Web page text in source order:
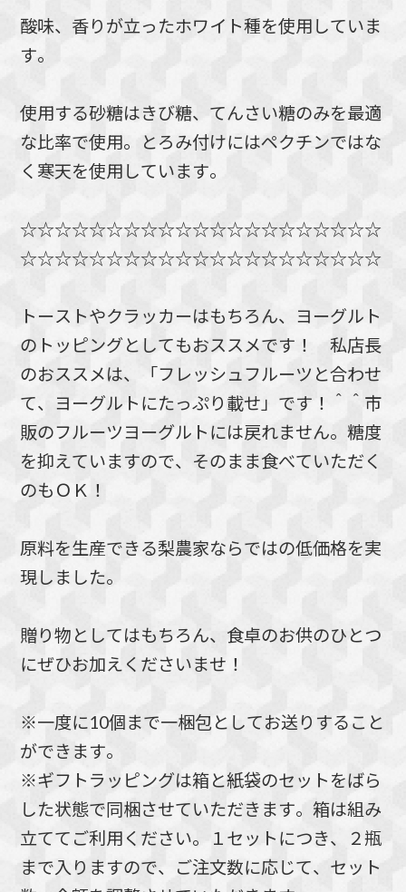
酸味、香りが立ったホワイト種を使用していま
す。
使用する砂糖はきび糖、てんさい糖のみを最適
な比率で使用。とろみ付けにはペクチンではな
く寒天を使用しています。
☆☆☆☆☆☆☆☆☆☆☆☆☆☆☆☆☆☆☆☆☆
☆☆☆☆☆☆☆☆☆☆☆☆☆☆☆☆☆☆☆☆☆
トーストやクラッカーはもちろん、ヨーグルト
のトッピングとしてもおススメです！ 私店長
のおススメは、「フレッシュフルーツと合わせ
て、ヨーグルトにたっぷり載せ」です！＾＾市
販のフルーツヨーグルトには戻れません。糖度
を抑えていますので、そのまま食べていただく
のもＯＫ！
原料を生産できる梨農家ならではの低価格を実
現しました。
贈り物としてはもちろん、食卓のお供のひとつ
にぜひお加えくださいませ！
※一度に10個まで一梱包としてお送りすること
ができます。
※ギフトラッピングは箱と紙袋のセットをばら
した状態で同梱させていただきます。箱は組み
立ててご利用ください。１セットにつき、２瓶
まで入りますので、ご注文数に応じて、セット